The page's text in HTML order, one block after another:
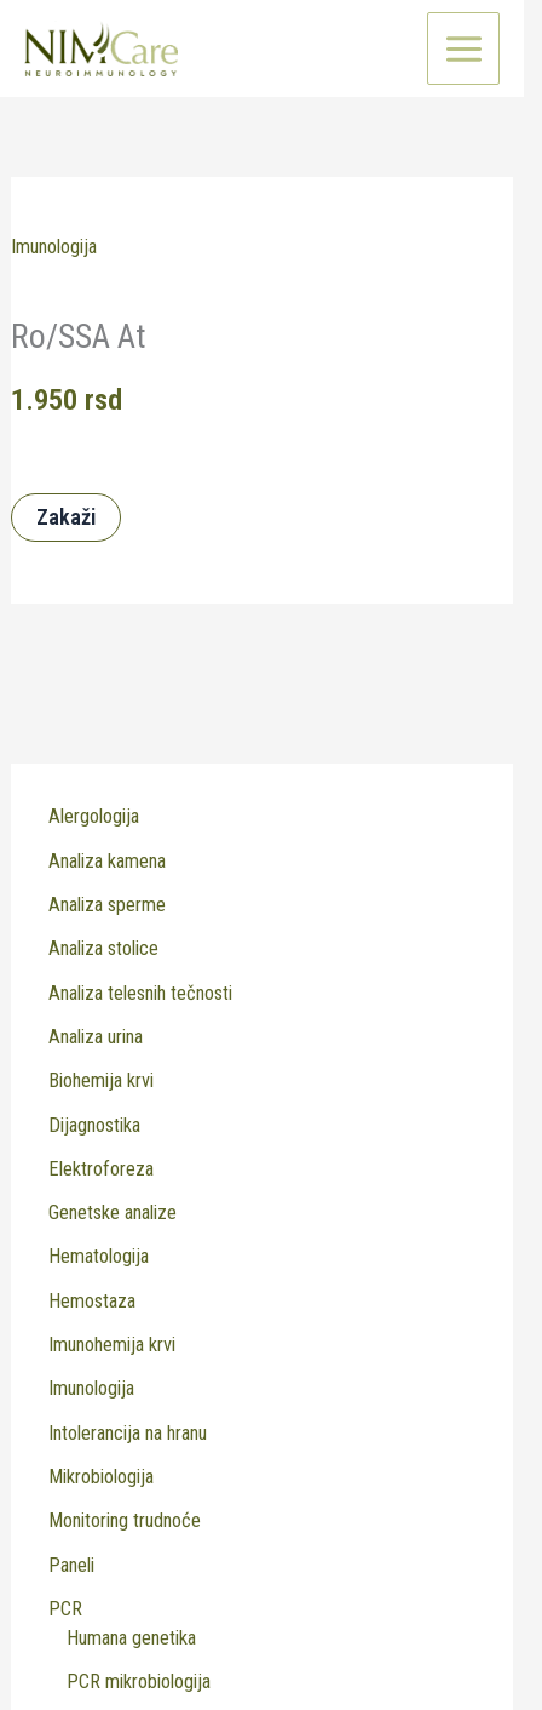
Imunologija
Ro/SSA At
1.950 rsd
Zakaži
Alergologija
Analiza kamena
Analiza sperme
Analiza stolice
Analiza telesnih tečnosti
Analiza urina
Biohemija krvi
Dijagnostika
Elektroforeza
Genetske analize
Hematologija
Hemostaza
Imunohemija krvi
Imunologija
Intolerancija na hranu
Mikrobiologija
Monitoring trudnoće
Paneli
PCR
Humana genetika
PCR mikrobiologija